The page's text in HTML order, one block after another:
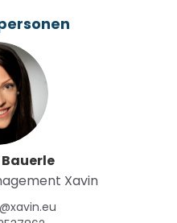
für Jugendliche und
ist ein spezielles
Die Hilfe für junge
Selbstständigkeit
sowie neue
Ziel ist es, junge
Xavin